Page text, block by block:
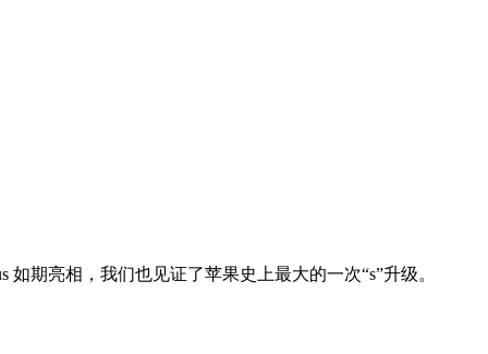
期亮相，我们也见证了苹果史上最大的一次“s”升级。